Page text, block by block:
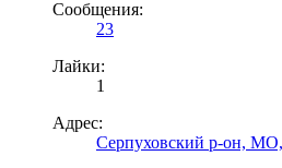
Сообщения:
23
Лайки:
1
Адрес:
Серпуховский р-он,